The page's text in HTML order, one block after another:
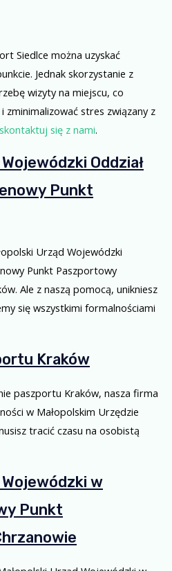
Siedlce można uzyskać
Jednak skorzystanie z
wizyty na miejscu, co
zminimalizować stres związany z
skontaktuj się z nami.
Oddział
Punkt
Urząd Wojewódzki
Punkt Paszportowy
Ale z naszą pomocą, unikniesz
się wszystkimi formalnościami
Kraków
paszportu Kraków, nasza firma
w Małopolskim Urzędzie
tracić czasu na osobistą
Wojewódzki w
Punkt